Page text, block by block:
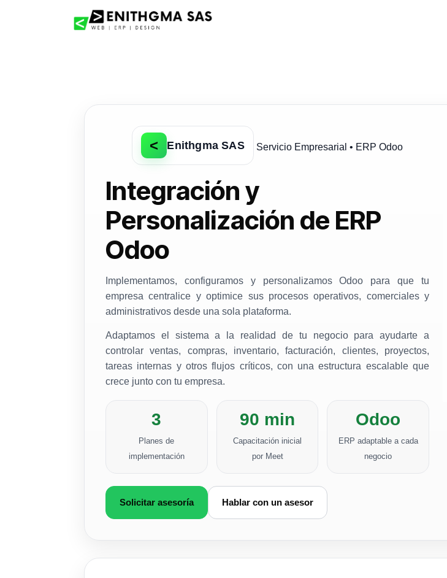
< Enithgma SAS Servicio Empresarial • ERP Odoo
Integración y
Personalización de ERP
Odoo
Implementamos, configuramos y personalizamos Odoo para que tu
empresa centralice y optimice sus procesos operativos, comerciales y
administrativos desde una sola plataforma.
Adaptamos el sistema a la realidad de tu negocio para ayudarte a
controlar ventas, compras, inventario, facturación, clientes, proyectos,
tareas internas y otros flujos críticos, con una estructura escalable que
crece junto con tu empresa.
3
Planes de
implementación
90 min
Capacitación inicial
por Meet
Odoo
ERP adaptable a cada
negocio
Solicitar asesoría Hablar con un asesor